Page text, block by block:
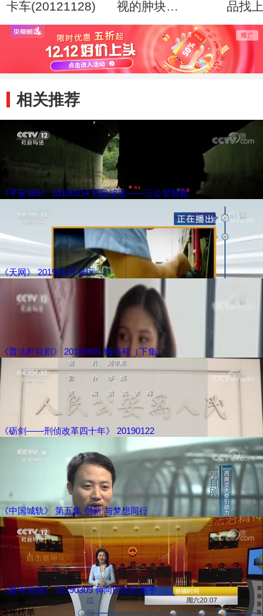
卡车(20121128)
视的肿块
(20120807)
品找
相关推荐
《平安365》 20190314 危险坡道——三公里营救
《天网》 20190125 盲区
《普法栏目剧》 20180601 悔当初（下集）
《砺剑——刑侦改革四十年》 20190122
《中国城轨》 第五集 创新 与梦想同行
《庭审现场》 20190309 伸向医院的黑手
央视榜单